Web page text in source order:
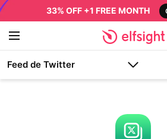
33% OFF +1 FREE MONTH
Feed de Twitter